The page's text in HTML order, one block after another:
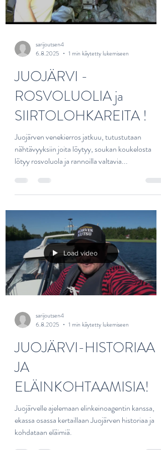
sarijoutsen4
6.8.2025
1 min käytetty lukemiseen
JUOJÄRVI -
ROSVOLUOLIA ja
SIIRTOLOHKAREITA !
Juojärven venekierros jatkuu, tutustutaan
nähtävyyksiin joita löytyy, soukan koukelosta
lötyy rosvoluola ja rannoilla valtavia...
JUOJÄRVI-HISTORIAA
JA
ELÄINKOHTAAMISIA!